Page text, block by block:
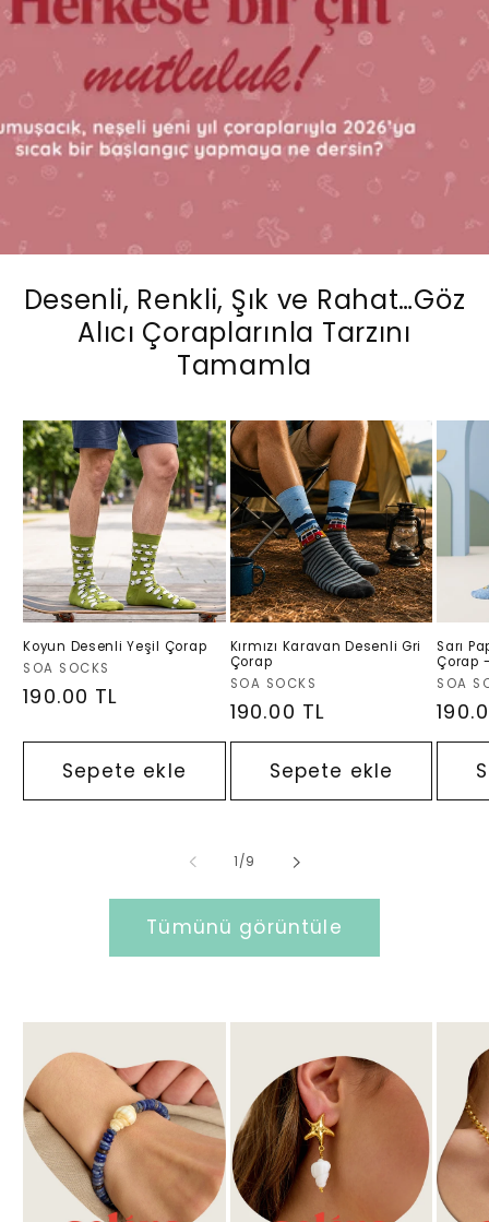
Desenli, Renkli, Şık ve Rahat…Göz
Alıcı Çoraplarınla Tarzını
Tamamla
Koyun Desenli Yeşil Çorap
Satıcı:
SOA SOCKS
Normal
190.00 TL
Sepete ekle
Kırmızı Karavan Desenli Gri
Çorap
Satıcı:
SOA SOCKS
Normal
fiyat
190.00 TL
Sepete ekle
Sarı
Çorap
Satıcı:
SOA
fiyat
1//9
Tümünü görüntüle